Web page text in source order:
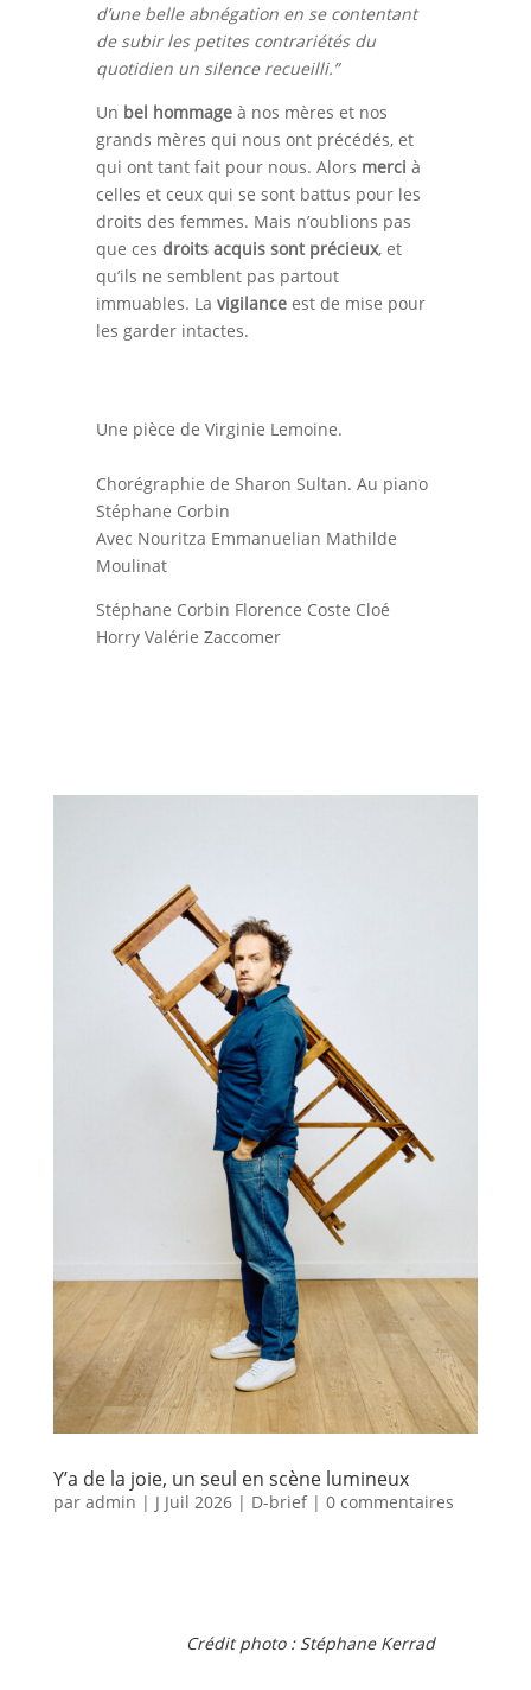
d’une belle abnégation en se contentant
de subir les petites contrariétés du
quotidien un silence recueilli.”
Un bel hommage à nos mères et nos
grands mères qui nous ont précédés, et
qui ont tant fait pour nous. Alors merci à
celles et ceux qui se sont battus pour les
droits des femmes. Mais n’oublions pas
que ces droits acquis sont précieux, et
qu’ils ne semblent pas partout
immuables. La vigilanceest de mise pour
les garder intactes.
Une pièce de Virginie Lemoine.
Chorégraphie de Sharon Sultan. Au piano
Stéphane Corbin
Avec Nouritza Emmanuelian Mathilde
Moulinat
Stéphane Corbin Florence Coste Cloé
Horry Valérie Zaccomer
Y’a de la joie, un seul en scène lumineux
par admin | J Juil 2026| D-brief| 0 commentaires
Crédit photo : Stéphane Kerrad